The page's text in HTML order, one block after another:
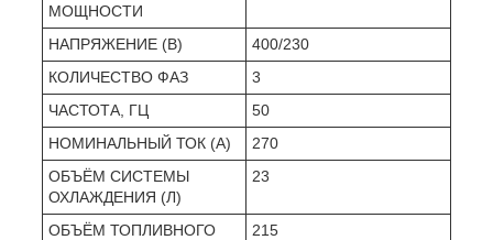
МОЩНОСТИ
НАПРЯЖЕНИЕ (В)
400/230
КОЛИЧЕСТВО ФАЗ
3
ЧАСТОТА, ГЦ
50
НОМИНАЛЬНЫЙ ТОК (А)
270
ОБЪЁМ СИСТЕМЫ
ОХЛАЖДЕНИЯ (Л)
23
ОБЪЁМ ТОПЛИВНОГО
215